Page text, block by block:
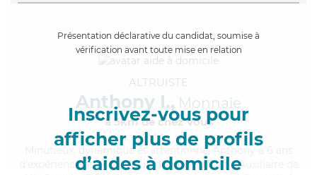
Présentation déclarative du candidat, soumise à
vérification avant toute mise en relation
Inscrivez-vous pour
afficher plus de profils
d’aides à domicile
ALTRUISTE
Anthony I., Monnaie
à 5km de chez Vous
, dynamique et attentionné, Anthony a 6 ans
d'expérience et possède un diplôme d'État d'Auxiliaire de